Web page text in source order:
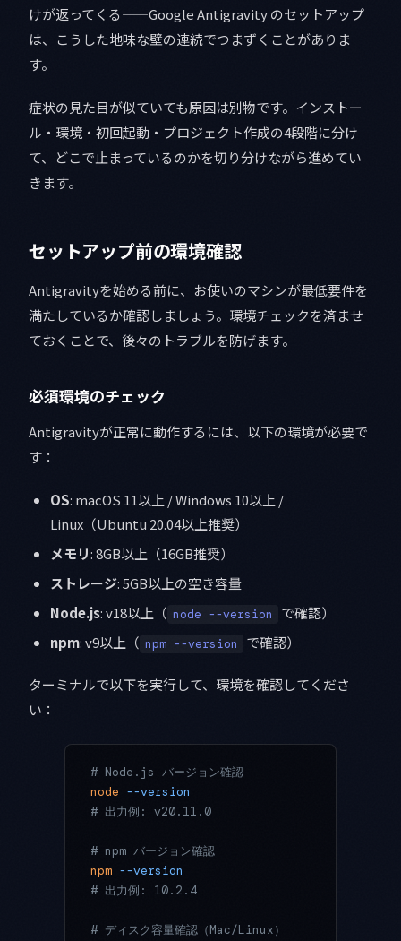
けが返ってくる——Google Antigravity のセットアップ
は、こうした地味な壁の連続でつまずくことがありま
す。
症状の見た目が似ていても原因は別物です。インストー
ル・環境・初回起動・プロジェクト作成の4段階に分け
て、どこで止まっているのかを切り分けながら進めてい
きます。
セットアップ前の環境確認
Antigravityを始める前に、お使いのマシンが最低要件を
満たしているか確認しましょう。環境チェックを済ませ
ておくことで、後々のトラブルを防げます。
必須環境のチェック
Antigravityが正常に動作するには、以下の環境が必要で
す：
OS: macOS 11以上 / Windows 10以上 /
Linux（Ubuntu 20.04以上推奨）
メモリ: 8GB以上（16GB推奨）
ストレージ: 5GB以上の空き容量
Node.js: v18以上（ node --version
で確認）
npm: v9以上（ npm --version で確認）
ターミナルで以下を実行して、環境を確認してくださ
い：
# Node.js バージョン確認
node --version
# 出力例: v20.11.0
# npm バージョン確認
npm --version
# 出力例: 10.2.4
# ディスク容量確認（Mac/Linux）